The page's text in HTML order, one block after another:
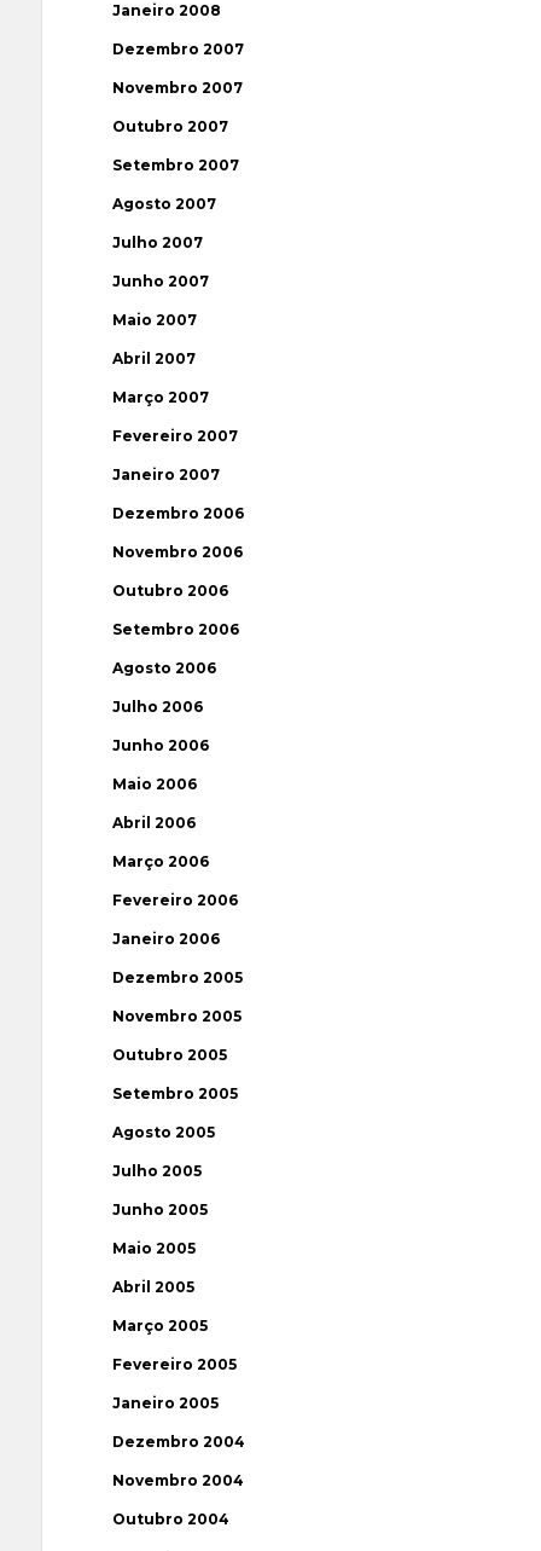
Janeiro 2008
Dezembro 2007
Novembro 2007
Outubro 2007
Setembro 2007
Agosto 2007
Julho 2007
Junho 2007
Maio 2007
Abril 2007
Março 2007
Fevereiro 2007
Janeiro 2007
Dezembro 2006
Novembro 2006
Outubro 2006
Setembro 2006
Agosto 2006
Julho 2006
Junho 2006
Maio 2006
Abril 2006
Março 2006
Fevereiro 2006
Janeiro 2006
Dezembro 2005
Novembro 2005
Outubro 2005
Setembro 2005
Agosto 2005
Julho 2005
Junho 2005
Maio 2005
Abril 2005
Março 2005
Fevereiro 2005
Janeiro 2005
Dezembro 2004
Novembro 2004
Outubro 2004